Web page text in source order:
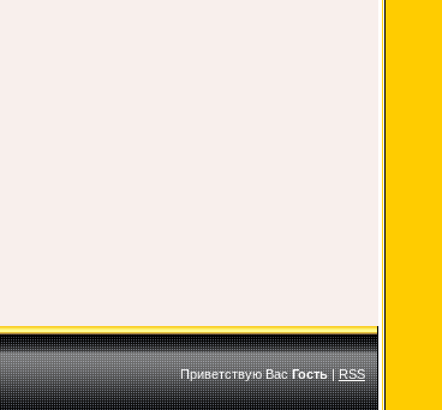
Приветствую Вас Гость|RSS